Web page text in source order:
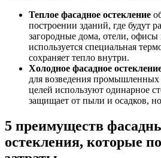
Теплое фасадное остекление
построении зданий, где будут
загородные дома, отели, офисы
используется специальная
сохраняет тепло внутри.
Холодное фасадное
для возведения
целей используют одинарное
защищает от пыли и осадков,
5 преимуществ
остекления, которые